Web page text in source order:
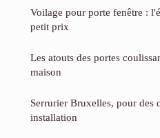
Voilage pour porte fenêtre :
petit prix
Les atouts des portes
maison
Serrurier Bruxelles, pour des
installation